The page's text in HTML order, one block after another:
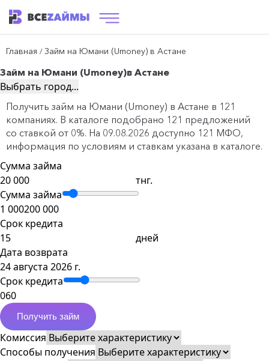
Главная / Займ на Юмани (Umoney) в Астане
Займ на Юмани (Umoney)в Астане
Выбрать город...
Получить займ на Юмани (Umoney) в Астане в 121
компаниях. В каталоге подобрано 121 предложений
со ставкой от 0%. На 09.08.2026 доступно 121 МФО,
информация по условиям и ставкам указана в каталоге.
Сумма займа
тнг.
Сумма займа
1 000200 000
Срок кредита
дней
Дата возврата
24 августа 2026 г.
Срок кредита
060
Получить займ
Комиссия
Способы получения